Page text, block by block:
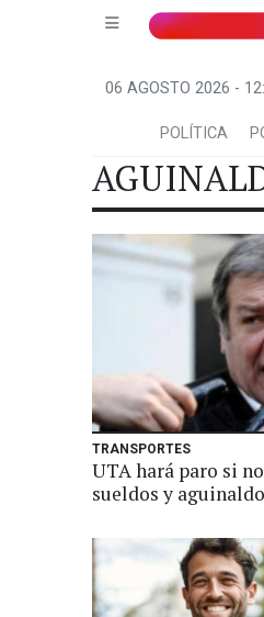
06 AGOSTO 2026 -
POLÍTICA
TRANSPORTES
UTA hará paro si
sueldos y